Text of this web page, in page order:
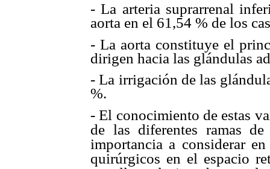
- La arteria suprarrenal
aorta en el 61,54 % de los
- La aorta constituye el
dirigen hacia las glándulas
- La irrigación de las
%.
- El conocimiento de estas
de las diferentes ramas
importancia a considerar
quirúrgicos en el espacio